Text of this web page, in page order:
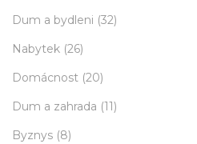
Dum a bydleni (32)
Nabytek (26)
Domácnost (20)
Dum a zahrada (11)
Byznys (8)